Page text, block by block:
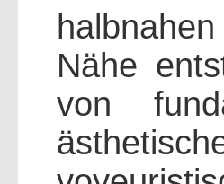
Nähe
von